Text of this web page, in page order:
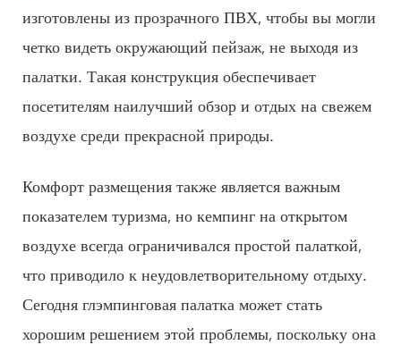
изготовлены из прозрачного ПВХ, чтобы вы могли
четко видеть окружающий пейзаж, не выходя из
палатки. Такая конструкция обеспечивает
посетителям наилучший обзор и отдых на свежем
воздухе среди прекрасной природы.
Комфорт размещения также является важным
показателем туризма, но кемпинг на открытом
воздухе всегда ограничивался простой палаткой,
что приводило к неудовлетворительному отдыху.
Сегодня глэмпинговая палатка может стать
хорошим решением этой проблемы, поскольку она